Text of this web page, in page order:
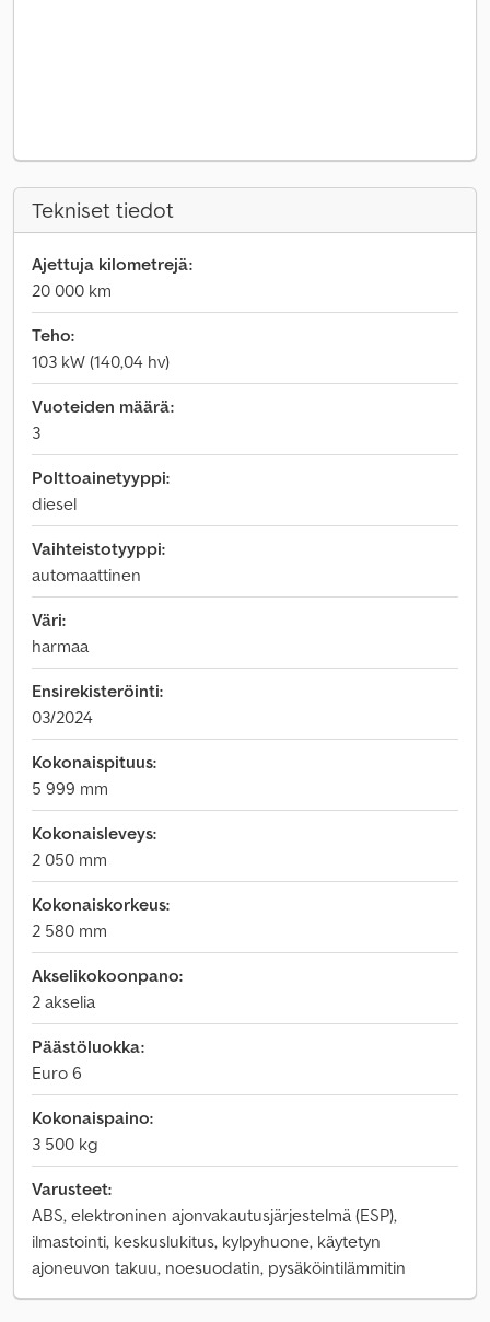
Tekniset tiedot
Ajettuja kilometrejä:
20 000 km
Teho:
103 kW (140,04 hv)
Vuoteiden määrä:
3
Polttoainetyyppi:
diesel
Vaihteistotyyppi:
automaattinen
Väri:
harmaa
Ensirekisteröinti:
03/2024
Kokonaispituus:
5 999 mm
Kokonaisleveys:
2 050 mm
Kokonaiskorkeus:
2 580 mm
Akselikokoonpano:
2 akselia
Päästöluokka:
Euro 6
Kokonaispaino:
3 500 kg
Varusteet:
ABS, elektroninen ajonvakautusjärjestelmä (ESP),
ilmastointi, keskuslukitus, kylpyhuone, käytetyn
ajoneuvon takuu, noesuodatin, pysäköintilämmitin